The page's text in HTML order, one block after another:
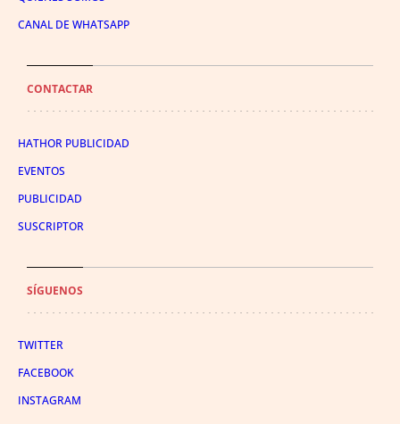
CANAL DE WHATSAPP
CONTACTAR
HATHOR PUBLICIDAD
EVENTOS
PUBLICIDAD
SUSCRIPTOR
SÍGUENOS
TWITTER
FACEBOOK
INSTAGRAM